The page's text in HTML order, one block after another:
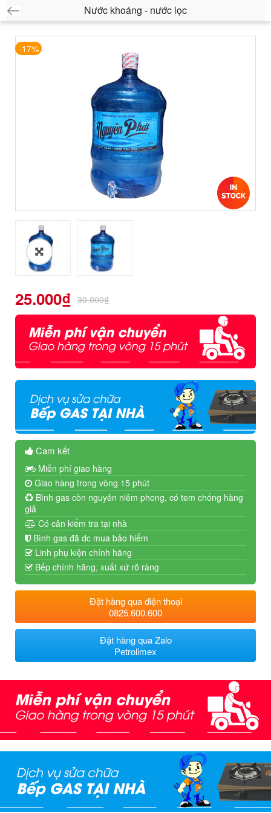
Nước khoáng - nước lọc
-17%
30.000₫
25.000₫
Cam kết
Miễn phí giao hàng
Giao hàng trong vòng 15 phút
Bình gas còn nguyên niêm phong, có tem chống hàng
giả
Có cân kiểm tra tại nhà
Bình gas đã dc mua bảo hiểm
Linh phụ kiện chính hãng
Bếp chính hãng, xuất xứ rõ ràng
Đặt hàng qua điện thoại
0825.600.600
Đặt hàng qua Zalo
Petrolimex